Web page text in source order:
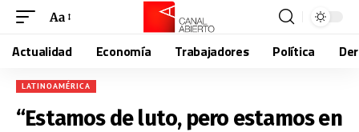
Aa
Actualidad Economía Trabajadores Política
LATINOAMÉRICA
“Estamos de luto, pero estamos en